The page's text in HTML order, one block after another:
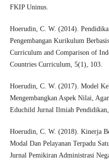
FKIP Uninus.
Hoerudin, C. W. (2014).
Pengembangan Kurikulum
Curriculum and Comparison of
Countries Curriculum, 5(1), 103.
Hoerudin, C. W. (2017). Model
Mengembangkan Aspek Nilai,
Educhild Jurnal Ilmiah
Hoerudin, C. W. (2018). Kinerja
Modal Dan Pelayanan Terpadu
Jurnal Pemikiran Administrasi